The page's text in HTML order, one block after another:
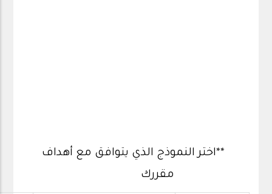
**اختر النموذج الذي يتوافق مع أهداف
مقررك